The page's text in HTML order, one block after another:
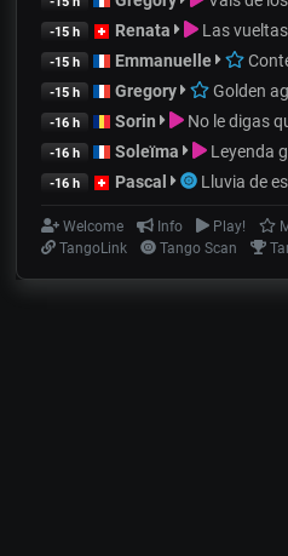
-15 h Renata Las
-15 h Emmanuelle
-15 h Gregory Golden
-16 h Sorin No le digas
-16 h Soleïma Leyenda
-16 h Pascal Lluvia de
Welcome Info Play!
TangoLink
Tango Scan